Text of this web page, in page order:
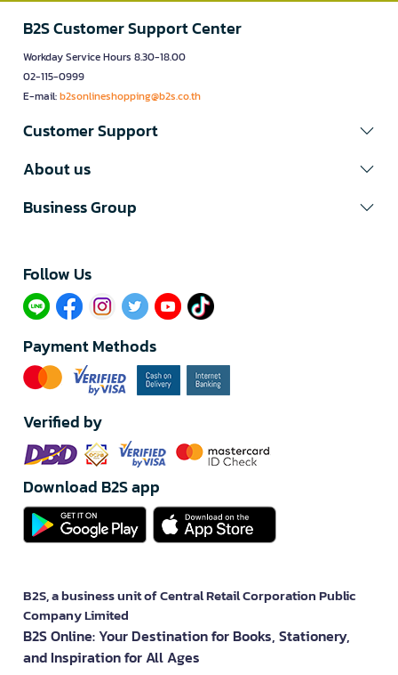
B2S Customer Support Center
Workday Service Hours 8.30-18.00
02-115-0999
E-mail:b2sonlineshopping@b2s.co.th
Customer Support
About us
Business Group
Follow Us​
Payment Methods
Verified by
Download B2S app
B2S, a business unit of Central Retail Corporation Public
Company Limited
B2S Online: Your Destination for Books, Stationery,
and Inspiration for All Ages